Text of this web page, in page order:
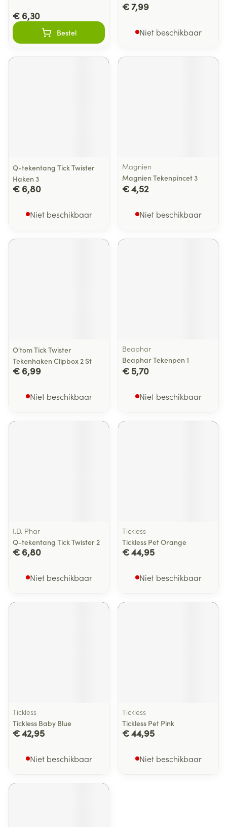
€ 6,30
Bestel
€ 7,99
Niet beschikbaar
Q-tekentang Tick Twister
Haken 3
€ 6,80
Niet beschikbaar
Magnien
Magnien Tekenpincet 3
€ 4,52
Niet beschikbaar
O'tom Tick Twister
Tekenhaken Clipbox 2 St
€ 6,99
Niet beschikbaar
Beaphar
Beaphar Tekenpen 1
€ 5,70
Niet beschikbaar
I.D. Phar
Q-tekentang Tick Twister 2
€ 6,80
Niet beschikbaar
Tickless
Tickless Pet Orange
€ 44,95
Niet beschikbaar
Tickless
Tickless Baby Blue
€ 42,95
Niet beschikbaar
Tickless
Tickless Pet Pink
€ 44,95
Niet beschikbaar